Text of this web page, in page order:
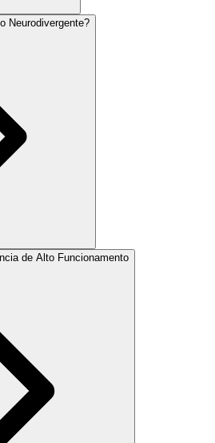
Neurodivergente?
de Alto Funcionamento